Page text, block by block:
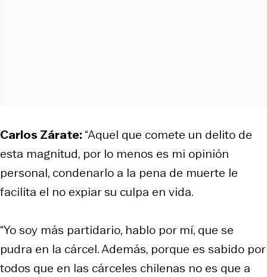
Carlos Zárate:“Aquel que comete un delito de
esta magnitud, por lo menos es mi opinión
personal, condenarlo a la pena de muerte le
facilita el no expiar su culpa en vida.
“Yo soy más partidario, hablo por mí, que se
pudra en la cárcel. Además, porque es sabido por
todos que en las cárceles chilenas no es que a